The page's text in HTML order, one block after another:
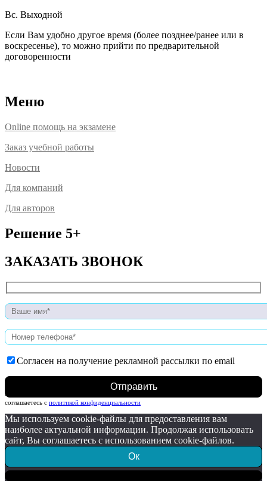
Вс. Выходной
Если Вам удобно другое время (более позднее/ранее или в
воскресенье), то можно прийти по предварительной
договоренности
Меню
Online помощь на экзамене
Заказ учебной работы
Новости
Для компаний
Для авторов
Решение 5+
ЗАКАЗАТЬ ЗВОНОК
Согласен на получение рекламной рассылки по email
Нажимая на кнопку, вы даете согласие на обработку персональных данных и
соглашаетесь c политикой конфиденциальности
Мы используем cookie-файлы для предоставления вам
наиболее актуальной информации. Продолжая использовать
сайт, Вы соглашаетесь с использованием cookie-файлов.
Ок